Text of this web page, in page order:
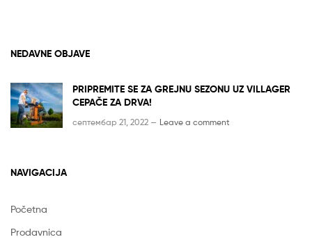
NEDAVNE OBJAVE
PRIPREMITE SE ZA GREJNU SEZONU UZ VILLAGER
CEPAČE ZA DRVA!
септембар 21, 2022 — Leave a comment
NAVIGACIJA
Početna
Prodavnica